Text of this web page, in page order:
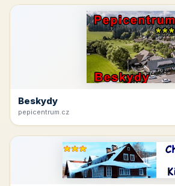
Beskydy
pepicentrum.cz